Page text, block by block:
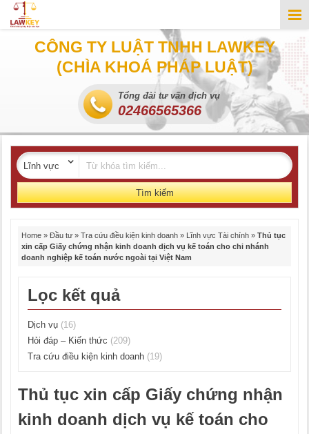
CÔNG TY LUẬT TNHH LAWKEY
(CHÌA KHOÁ PHÁP LUẬT)
Tổng đài tư vấn dịch vụ
02466565366
Tìm kiếm
Home » Đầu tư » Tra cứu điều kiện kinh doanh » Lĩnh vực Tài chính » Thủ tục
xin cấp Giấy chứng nhận kinh doanh dịch vụ kế toán cho chi nhánh
doanh nghiệp kế toán nước ngoài tại Việt Nam
Lọc kết quả
Dịch vụ (16)
Hỏi đáp – Kiến thức (209)
Tra cứu điều kiện kinh doanh (19)
Thủ tục xin cấp Giấy chứng nhận
kinh doanh dịch vụ kế toán cho